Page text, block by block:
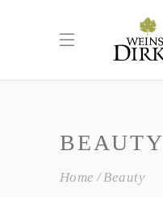
BEAUTY
Home Beauty